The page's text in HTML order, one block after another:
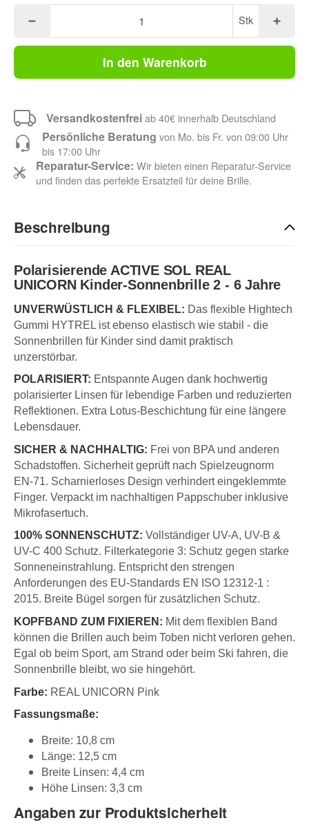
Stk
In den Warenkorb
Versandkostenfreiab 40€ innerhalb Deutschland
Persönliche Beratung von Mo. bis Fr. von 09:00 Uhr
bis 17:00 Uhr
Reparatur-Service: Wir bieten einen Reparatur-Service
und finden das perfekte Ersatzteil für deine Brille.
Beschreibung
Polarisierende ACTIVE SOL REAL
UNICORN Kinder-Sonnenbrille 2 - 6 Jahre
UNVERWÜSTLICH & FLEXIBEL: Das flexible Hightech
Gummi HYTREL ist ebenso elastisch wie stabil - die
Sonnenbrillen für Kinder sind damit praktisch
unzerstörbar.
POLARISIERT: Entspannte Augen dank hochwertig
polarisierter Linsen für lebendige Farben und reduzierten
Reflektionen. Extra Lotus-Beschichtung für eine längere
Lebensdauer.
SICHER & NACHHALTIG: Frei von BPA und anderen
Schadstoffen. Sicherheit geprüft nach Spielzeugnorm
EN-71. Scharnierloses Design verhindert eingeklemmte
Finger. Verpackt im nachhaltigen Pappschuber inklusive
Mikrofasertuch.
100% SONNENSCHUTZ: Vollständiger UV-A, UV-B &
UV-C 400 Schutz. Filterkategorie 3: Schutz gegen starke
Sonneneinstrahlung. Entspricht den strengen
Anforderungen des EU-Standards EN ISO 12312-1 :
2015. Breite Bügel sorgen für zusätzlichen Schutz.
KOPFBAND ZUM FIXIEREN: Mit dem flexiblen Band
können die Brillen auch beim Toben nicht verloren gehen.
Egal ob beim Sport, am Strand oder beim Ski fahren, die
Sonnenbrille bleibt, wo sie hingehört.
Farbe: REAL UNICORN Pink
Fassungsmaße:
Breite: 10,8 cm
Länge: 12,5 cm
Breite Linsen: 4,4 cm
Höhe Linsen: 3,3 cm
Angaben zur Produktsicherheit